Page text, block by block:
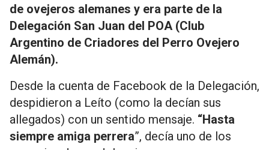
de ovejeros alemanes y era parte de la
Delegación San Juan del POA (Club
Argentino de Criadores del Perro Ovejero
Alemán).
Desde la cuenta de Facebook de la Delegación,
despidieron a Leíto (como la decían sus
allegados) con un sentido mensaje. “Hasta
siempre amiga perrera”, decía uno de los